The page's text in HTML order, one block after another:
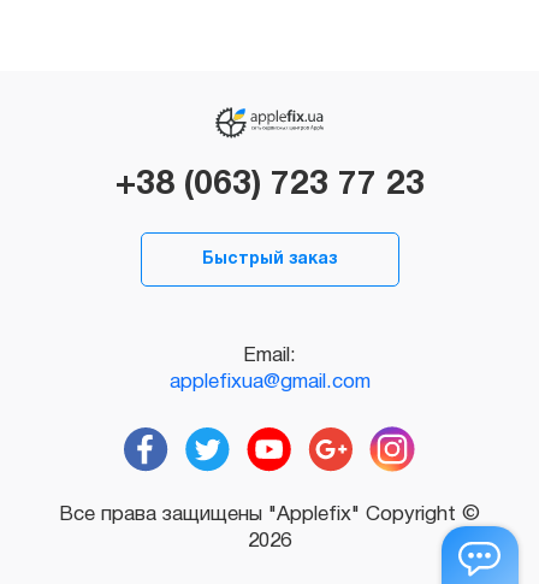
+38 (063) 723 77 23
Быстрый заказ
Email:
applefixua@gmail.com
Все права защищены "Applefix" Copyright ©
2026